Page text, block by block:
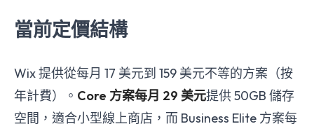
當前定價結構
Wix 提供從每月 17 美元到 159 美元不等的方案（按
年計費）。 Core 方案每月 29 美元提供 50GB 儲存
空間，適合小型線上商店，而 Business Elite 方案每